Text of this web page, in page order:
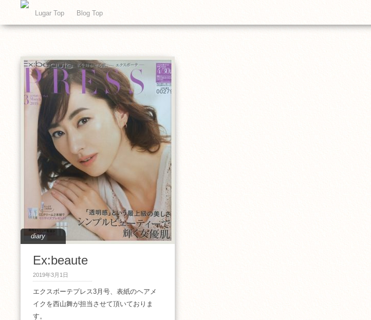
Lugar Top Blog Top
diary
Ex:beaute
2019年3月1日
エクスボーテプレス3月号、表紙のヘアメ
イクを西山舞が担当させて頂いておりま
す。